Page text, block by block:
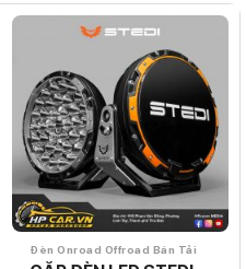
Đèn Onroad Offroad Bán Tải